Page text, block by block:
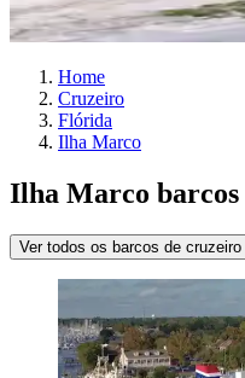
Home
Cruzeiro
Flórida
Ilha Marco
Ilha Marco
Ver todos os barcos de cruzeiro